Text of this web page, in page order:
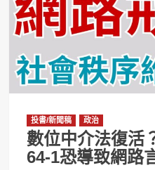
投書/新聞稿 政治
數位中介法復活
64-1恐導致網路